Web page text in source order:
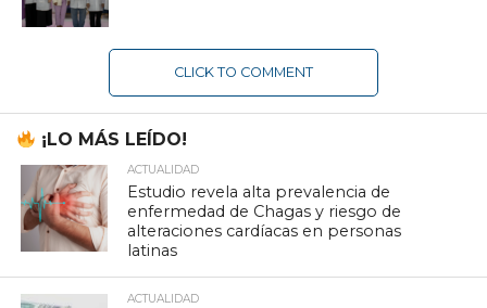
CLICK TO COMMENT
¡LO MÁS LEÍDO!
ACTUALIDAD
Estudio revela alta prevalencia de
enfermedad de Chagas y riesgo de
alteraciones cardíacas en personas
latinas
ACTUALIDAD